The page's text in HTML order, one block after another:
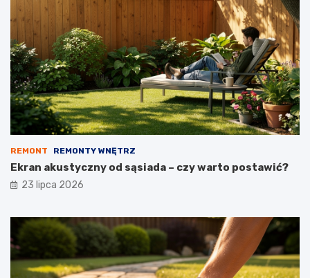
REMONT REMONTY WNĘTRZ
Ekran akustyczny od sąsiada – czy warto postawić?
23 lipca 2026